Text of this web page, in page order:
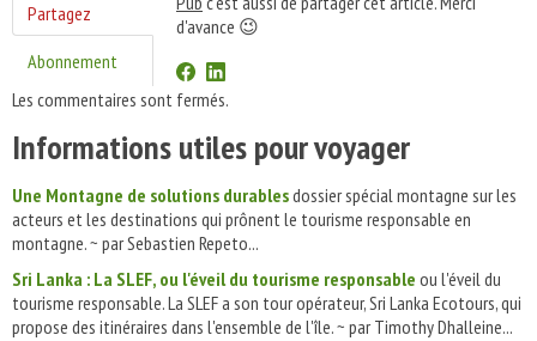
Partagez
Abonnement
d'avance 😉
Les commentaires sont fermés.
Informations utiles pour voyager
Une Montagne de solutions durablesdossier spécial montagne sur les
acteurs et les destinations qui prônent le tourisme responsable en
montagne. ~ par Sebastien Repeto...
Sri Lanka : La SLEF, ou l'éveil du tourisme responsable ou l'éveil du
tourisme responsable. La SLEF a son tour opérateur, Sri Lanka Ecotours, qui
propose des itinéraires dans l'ensemble de l'île. ~ par Timothy Dhalleine...